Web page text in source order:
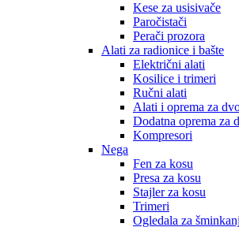
Kese za usisivače
Paročistači
Perači prozora
Alati za radionice i bašte
Električni alati
Kosilice i trimeri
Ručni alati
Alati i oprema za
Dodatna oprema za
Kompresori
Nega
Fen za kosu
Presa za kosu
Stajler za kosu
Trimeri
Ogledala za